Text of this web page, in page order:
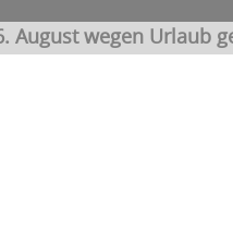
August wegen Urlaub